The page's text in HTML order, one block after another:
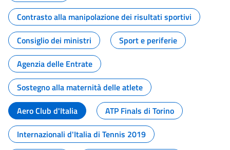
Contrasto alla manipolazione dei risultati sportivi
Consiglio dei ministri
Sport e periferie
Agenzia delle Entrate
Sostegno alla maternità delle atlete
Aero Club d'Italia
ATP Finals di Torino
Internazionali d'Italia di Tennis 2019